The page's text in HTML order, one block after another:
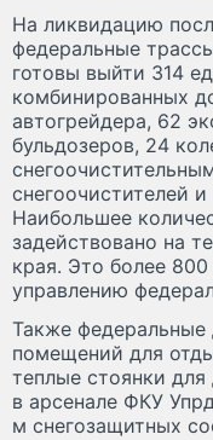
На ликвидацию
федеральные
готовы выйти 314
комбинированных
автогрейдера, 62
бульдозеров, 24
снегоочистителей
Наибольшее
задействовано на
края. Это более
управлению
Также
помещений для
теплые стоянки
в арсенале ФКУ
м снегозащитных